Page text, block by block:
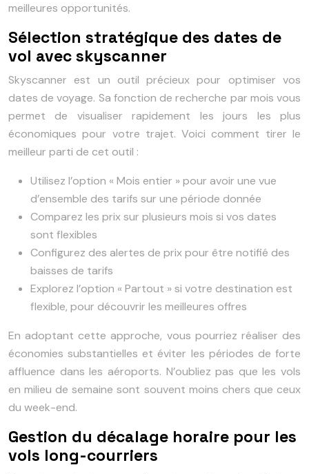
meilleures opportunités.
Sélection stratégique des dates de
vol avec skyscanner
Skyscanner est un outil précieux pour optimiser vos
dates de voyage. Sa fonction de recherche par mois vous
permet de visualiser rapidement les jours les plus
économiques pour votre trajet. Voici comment tirer le
meilleur parti de cet outil :
Utilisez l’option « Mois entier » pour avoir une vue
d’ensemble des tarifs sur une période donnée
Comparez les prix sur plusieurs mois si vos dates
sont flexibles
Configurez des alertes de prix pour être notifié des
baisses de tarifs
Explorez l’option « Partout » si votre destination est
flexible, pour découvrir les meilleures offres
En adoptant cette approche, vous pourriez réaliser des
économies substantielles et éviter les périodes de forte
affluence dans les aéroports. N’oubliez pas que les vols
en milieu de semaine sont souvent moins chers que ceux
du week-end.
Gestion du décalage horaire pour les
vols long-courriers